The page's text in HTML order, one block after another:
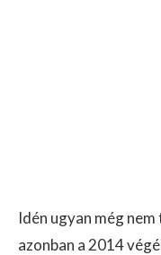
Idén ugyan még
azonban a 2014